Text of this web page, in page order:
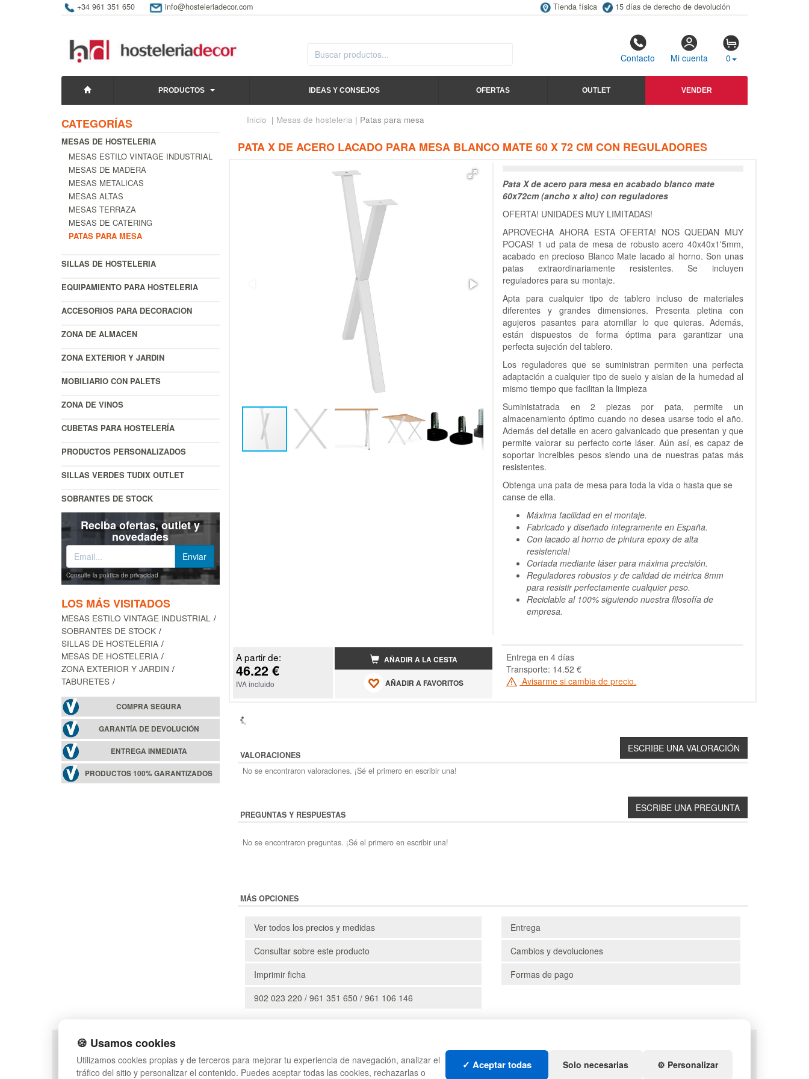
+34 961 351 650 info@hosteleriadecor.com Tienda física 15 días de derecho de devolución
Contacto Mi cuenta 0
PRODUCTOS IDEAS Y CONSEJOS OFERTAS OUTLET VENDER
CATEGORÍAS
MESAS DE HOSTELERIA
MESAS ESTILO VINTAGE INDUSTRIAL
MESAS DE MADERA
MESAS METALICAS
MESAS ALTAS
MESAS TERRAZA
MESAS DE CATERING
PATAS PARA MESA
SILLAS DE HOSTELERIA
EQUIPAMIENTO PARA HOSTELERIA
ACCESORIOS PARA DECORACION
ZONA DE ALMACEN
ZONA EXTERIOR Y JARDIN
MOBILIARIO CON PALETS
ZONA DE VINOS
CUBETAS PARA HOSTELERÍA
PRODUCTOS PERSONALIZADOS
SILLAS VERDES TUDIX OUTLET
SOBRANTES DE STOCK
Reciba ofertas, outlet y
novedades
Consulte la política de privacidad
LOS MÁS VISITADOS
MESAS ESTILO VINTAGE INDUSTRIAL
SOBRANTES DE STOCK
SILLAS DE HOSTELERIA
MESAS DE HOSTELERIA
ZONA EXTERIOR Y JARDIN
TABURETES
COMPRA SEGURA
GARANTÍA DE DEVOLUCIÓN
ENTREGA INMEDIATA
PRODUCTOS 100% GARANTIZADOS
Inicio | Mesas de hosteleria | Patas para mesa
PATA X DE ACERO LACADO PARA MESA BLANCO MATE 60 X 72 CM CON REGULADORES
Pata X de acero para mesa en acabado blanco mate
60x72cm (ancho x alto) con reguladores
OFERTA! UNIDADES MUY LIMITADAS!
APROVECHA AHORA ESTA OFERTA! NOS QUEDAN MUY
POCAS! 1 ud pata de mesa de robusto acero 40x40x1'5mm,
acabado en precioso Blanco Mate lacado al horno. Son unas
patas extraordinariamente resistentes. Se incluyen
reguladores para su montaje.
Apta para cualquier tipo de tablero incluso de materiales
diferentes y grandes dimensiones. Presenta pletina con
agujeros pasantes para atornillar lo que quieras. Además,
están dispuestos de forma óptima para garantizar una
perfecta sujeción del tablero.
Los reguladores que se suministran permiten una perfecta
adaptación a cualquier tipo de suelo y aislan de la humedad al
mismo tiempo que facilitan la limpieza
Suministatrada en 2 piezas por pata, permite un
almacenamiento óptimo cuando no desea usarse todo el año.
Además del detalle en acero galvanicado que presentan y que
permite valorar su perfecto corte láser. Aún así, es capaz de
soportar increibles pesos siendo una de nuestras patas más
resistentes.
Obtenga una pata de mesa para toda la vida o hasta que se
canse de ella.
Máxima facilidad en el montaje.
Fabricado y diseñado íntegramente en España.
Con lacado al horno de pintura epoxy de alta
resistencia!
Cortada mediante láser para máxima precisión.
Reguladores robustos y de calidad de métrica 8mm
para resistir perfectamente cualquier peso.
Reciclable al 100% siguiendo nuestra filosofía de
empresa.
A partir de:
46.22 €
IVA incluido
AÑADIR A LA CESTA
AÑADIR A FAVORITOS
Entrega en 4 días
Transporte: 14.52 €
Avisarme si cambia de precio.
VALORACIONES
No se encontraron valoraciones. ¡Sé el primero en escribir una!
PREGUNTAS Y RESPUESTAS
No se encontraron preguntas. ¡Sé el primero en escribir una!
MÁS OPCIONES
Ver todos los precios y medidas
Consultar sobre este producto
Imprimir ficha
902 023 220 / 961 351 650 / 961 106 146
Entrega
Cambios y devoluciones
Formas de pago
POLÍTICA DE PRIVACIDAD
CONDICIONES DE USO
CAMBIOS Y DEVOLUCIONES
PREGUNTAS FRECUENTES
INGRESA A TU CUENTA
ESTANTERÍAS
MANUTENCIÓN
PALETS
CONTENEDORES DE PLÁSTICO
LIQUIDACIÓN Y SOBRANTES
ARTÍCULOS DE NATACIÓN
🍪 Usamos cookies
Utilizamos cookies propias y de terceros para mejorar tu experiencia de navegación, analizar el
tráfico del sitio y personalizar el contenido. Puedes aceptar todas las cookies, rechazarlas o
✓ Aceptar todas Solo necesarias ⚙️ Personalizar